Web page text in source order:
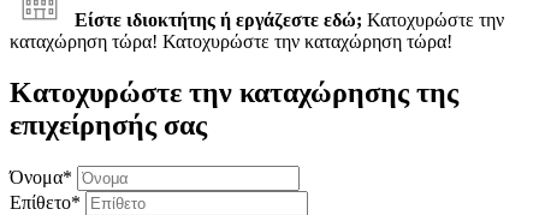
Είστε ιδιοκτήτης ή εργάζεστε εδώ; Κατοχυρώστε την
καταχώρηση τώρα! Κατοχυρώστε την καταχώρηση τώρα!
Κατοχυρώστε την καταχώρησης της
επιχείρησής σας
Όνομα*
Επίθετο*